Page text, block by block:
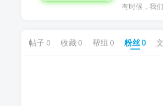
有时候，我
帖子 0 收藏 0 帮组 0 粉丝0